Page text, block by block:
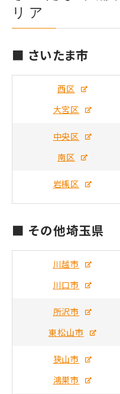
リア
■ さいたま市
西区
大宮区
中央区
南区
岩槻区
■ その他埼玉県
川越市
川口市
所沢市
東松山市
狭山市
鴻巣市